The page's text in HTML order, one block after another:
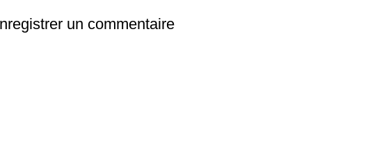
un commentaire